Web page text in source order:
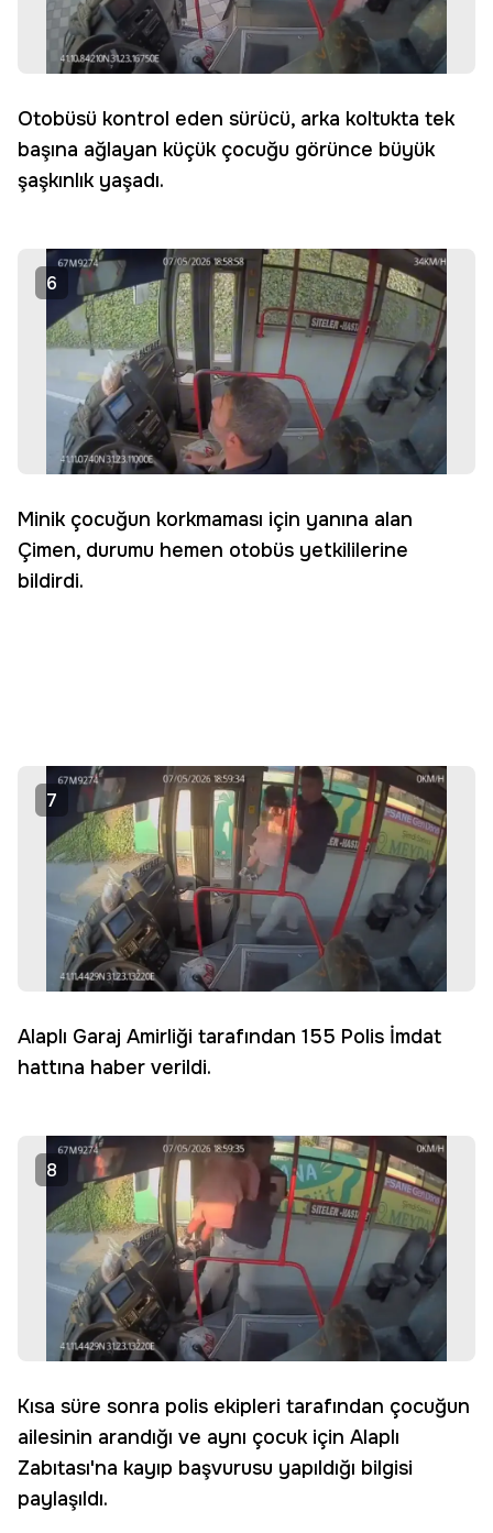
Otobüsü kontrol eden sürücü, arka koltukta tek
başına ağlayan küçük çocuğu görünce büyük
şaşkınlık yaşadı.
6
Minik çocuğun korkmaması için yanına alan
Çimen, durumu hemen otobüs yetkililerine
bildirdi.
7
Alaplı Garaj Amirliği tarafından 155 Polis İmdat
hattına haber verildi.
8
Kısa süre sonra polis ekipleri tarafından çocuğun
ailesinin arandığı ve aynı çocuk için Alaplı
Zabıtası'na kayıp başvurusu yapıldığı bilgisi
paylaşıldı.